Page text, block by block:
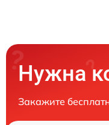
Нужна
Закажите